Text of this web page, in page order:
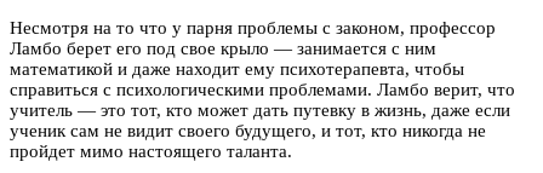
Несмотря на то что у парня проблемы с законом, профессор
Ламбо берет его под свое крыло — занимается с ним
математикой и даже находит ему психотерапевта, чтобы
справиться с психологическими проблемами. Ламбо верит, что
учитель — это тот, кто может дать путевку в жизнь, даже если
ученик сам не видит своего будущего, и тот, кто никогда не
пройдет мимо настоящего таланта.